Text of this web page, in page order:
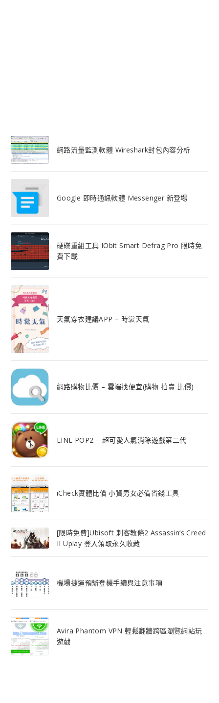
網路流量監測軟體 Wireshark封包內容分析
Google 即時通訊軟體 Messenger 新登場
硬碟重組工具 IObit Smart Defrag Pro 限時免
費下載
天氣穿衣建議APP – 時裳天氣
網路購物比價 – 雲端找便宜(購物 拍賣 比價)
LINE POP2 – 超可愛人氣消除遊戲第二代
iCheck實體比價 小資男女必備省錢工具
[限時免費]Ubisoft 刺客教條2 Assassin’s Creed
II Uplay 登入領取永久收藏
機場捷運預辦登機手續與注意事項
Avira Phantom VPN 輕鬆翻牆跨區瀏覽網站玩
遊戲